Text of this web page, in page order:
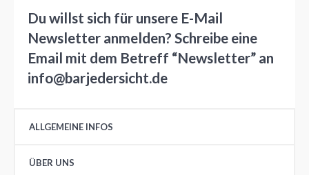
Du willst sich für unsere E-Mail
Newsletter anmelden? Schreibe eine
Email mit dem Betreff “Newsletter” an
info@barjedersicht.de
ALLGEMEINE INFOS
ÜBER UNS